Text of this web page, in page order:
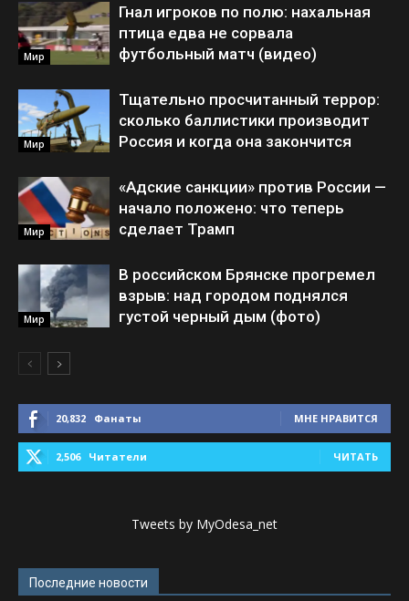
Мир
Гнал игроков по полю: нахальная
птица едва не сорвала
футбольный матч (видео)
Мир
Тщательно просчитанный террор:
сколько баллистики производит
Россия и когда она закончится
Мир
«Адские санкции» против России —
начало положено: что теперь
сделает Трамп
Мир
В российском Брянске прогремел
взрыв: над городом поднялся
густой черный дым (фото)
20,832 Фанаты МНЕ НРАВИТСЯ
2,506 Читатели ЧИТАТЬ
Tweets by MyOdesa_net
Последние новости